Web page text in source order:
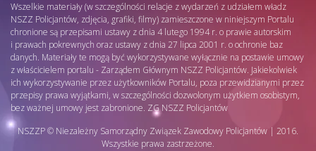
Wszelkie materiały (w szczególności relacje z wydarzeń z udziałem władz
NSZZ Policjantów, zdjęcia, grafiki, filmy) zamieszczone w niniejszym Portalu
chronione są przepisami ustawy z dnia 4 lutego 1994 r. o prawie autorskim
i prawach pokrewnych oraz ustawy z dnia 27 lipca 2001 r. o ochronie baz
danych. Materiały te mogą być wykorzystywane wyłącznie na postawie umowy
z właścicielem portalu - Zarządem Głównym NSZZ Policjantów. Jakiekolwiek
ich wykorzystywanie przez użytkowników Portalu, poza przewidzianymi przez
przepisy prawa wyjątkami, w szczególności dozwolonym użytkiem osobistym,
bez ważnej umowy jest zabronione. ZG NSZZ Policjantów
NSZZP © Niezależny Samorządny Związek Zawodowy Policjantów | 2016.
Wszystkie prawa zastrzeżone.